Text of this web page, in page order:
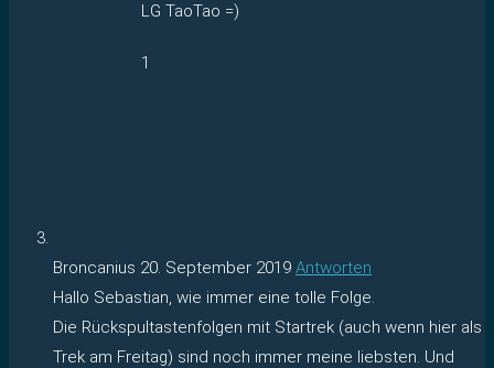
LG TaoTao =)
1
Broncanius 20. September 2019 Antworten
Hallo Sebastian, wie immer eine tolle Folge.
Die Rückspultastenfolgen mit Startrek (auch wenn hier als
Trek am Freitag) sind noch immer meine liebsten. Und